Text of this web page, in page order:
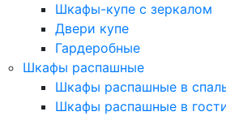
Шкафы-купе с зеркалом
Двери купе
Гардеробные
Шкафы распашные
Шкафы распашные в
Шкафы распашные в